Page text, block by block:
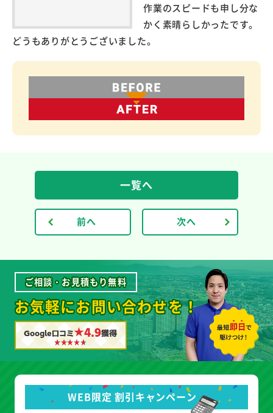
作業のスピードも申し分な
かく素晴らしかったです。
どうもありがとうございました。
前へ
一覧へ
次へ
ご相談・お見積もり無料
お気軽にお問い合わせを！
Google口コミ★4.9獲得
WEB限定 割引キャンペーン